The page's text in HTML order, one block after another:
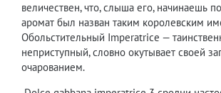
величествен, что, слыша его, начинаешь
аромат был назван таким королевским
Обольстительный Imperatrice —
неприступный, словно окутывает своей
очарованием.